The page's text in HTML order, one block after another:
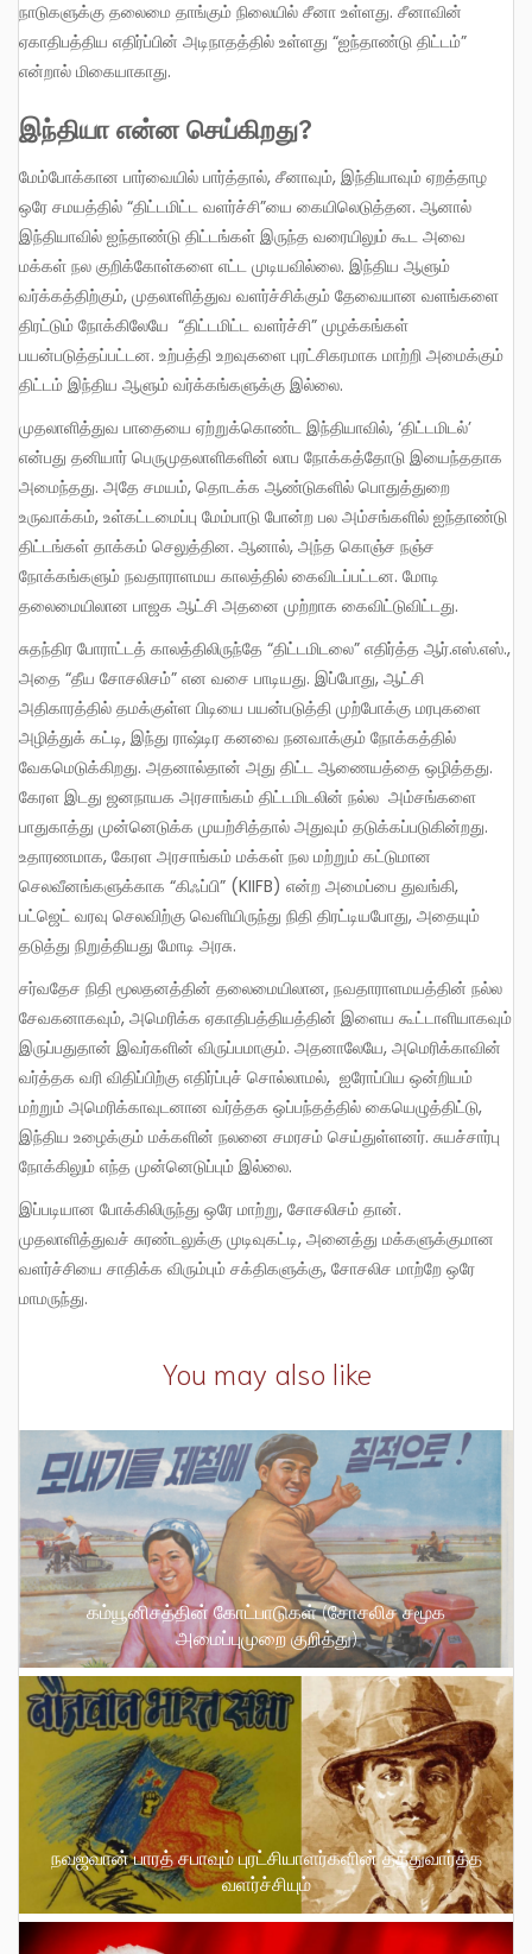
நாடுகளுக்கு தலைமை தாங்கும் நிலையில் சீனா உள்ளது. சீனாவின்
ஏகாதிபத்திய எதிர்ப்பின் அடிநாதத்தில் உள்ளது “ஐந்தாண்டு திட்டம்”
என்றால் மிகையாகாது.
இந்தியா என்ன செய்கிறது?
மேம்போக்கான பார்வையில் பார்த்தால், சீனாவும், இந்தியாவும் ஏறத்தாழ
ஒரே சமயத்தில் “திட்டமிட்ட வளர்ச்சி”யை கையிலெடுத்தன. ஆனால்
இந்தியாவில் ஐந்தாண்டு திட்டங்கள் இருந்த வரையிலும் கூட அவை
மக்கள் நல குறிக்கோள்களை எட்ட முடியவில்லை. இந்திய ஆளும்
வர்க்கத்திற்கும், முதலாளித்துவ வளர்ச்சிக்கும் தேவையான வளங்களை
திரட்டும் நோக்கிலேயே “திட்டமிட்ட வளர்ச்சி” முழக்கங்கள்
பயன்படுத்தப்பட்டன. உற்பத்தி உறவுகளை புரட்சிகரமாக மாற்றி அமைக்கும்
திட்டம் இந்திய ஆளும் வர்க்கங்களுக்கு இல்லை.
முதலாளித்துவ பாதையை ஏற்றுக்கொண்ட இந்தியாவில், ‘திட்டமிடல்’
என்பது தனியார் பெருமுதலாளிகளின் லாப நோக்கத்தோடு இயைந்ததாக
அமைந்தது. அதே சமயம், தொடக்க ஆண்டுகளில் பொதுத்துறை
உருவாக்கம், உள்கட்டமைப்பு மேம்பாடு போன்ற பல அம்சங்களில் ஐந்தாண்டு
திட்டங்கள் தாக்கம் செலுத்தின. ஆனால், அந்த கொஞ்ச நஞ்ச
நோக்கங்களும் நவதாராளமய காலத்தில் கைவிடப்பட்டன. மோடி
தலைமையிலான பாஜக ஆட்சி அதனை முற்றாக கைவிட்டுவிட்டது.
சுதந்திர போராட்டத் காலத்திலிருந்தே “திட்டமிடலை” எதிர்த்த ஆர்.எஸ்.எஸ்.,
அதை “தீய சோசலிசம்” என வசை பாடியது. இப்போது, ஆட்சி
அதிகாரத்தில் தமக்குள்ள பிடியை பயன்படுத்தி முற்போக்கு மரபுகளை
அழித்துக் கட்டி, இந்து ராஷ்டிர கனவை நனவாக்கும் நோக்கத்தில்
வேகமெடுக்கிறது. அதனால்தான் அது திட்ட ஆணையத்தை ஒழித்தது.
கேரள இடது ஜனநாயக அரசாங்கம் திட்டமிடலின் நல்ல அம்சங்களை
பாதுகாத்து முன்னெடுக்க முயற்சித்தால் அதுவும் தடுக்கப்படுகின்றது.
உதாரணமாக, கேரள அரசாங்கம் மக்கள் நல மற்றும் கட்டுமான
செலவீனங்களுக்காக “கிஃப்பி” (KIIFB) என்ற அமைப்பை துவங்கி,
பட்ஜெட் வரவு செலவிற்கு வெளியிருந்து நிதி திரட்டியபோது, அதையும்
தடுத்து நிறுத்தியது மோடி அரசு.
சர்வதேச நிதி மூலதனத்தின் தலைமையிலான, நவதாராளமயத்தின் நல்ல
சேவகனாகவும், அமெரிக்க ஏகாதிபத்தியத்தின் இளைய கூட்டாளியாகவும்
இருப்பதுதான் இவர்களின் விருப்பமாகும். அதனாலேயே, அமெரிக்காவின்
வர்த்தக வரி விதிப்பிற்கு எதிர்ப்புச் சொல்லாமல், ஐரோப்பிய ஒன்றியம்
மற்றும் அமெரிக்காவுடனான வர்த்தக ஒப்பந்தத்தில் கையெழுத்திட்டு,
இந்திய உழைக்கும் மக்களின் நலனை சமரசம் செய்துள்ளனர். சுயச்சார்பு
நோக்கிலும் எந்த முன்னெடுப்பும் இல்லை.
இப்படியான போக்கிலிருந்து ஒரே மாற்று, சோசலிசம் தான்.
முதலாளித்துவச் சுரண்டலுக்கு முடிவுகட்டி, அனைத்து மக்களுக்குமான
வளர்ச்சியை சாதிக்க விரும்பும் சக்திகளுக்கு, சோசலிச மாற்றே ஒரே
மாமருந்து.
You may also like
கம்யூனிசத்தின் கோட்பாடுகள் (சோசலிச சமூக
அமைப்புமுறை குறித்து)
நவஜவான் பாரத் சபாவும் புரட்சியாளர்களின் தத்துவார்த்த
வளர்ச்சியும்